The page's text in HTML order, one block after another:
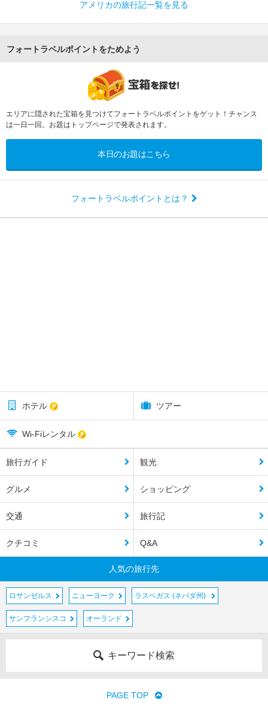
アメリカの旅行記一覧を見る
フォートラベルポイントをためよう
エリアに隠された宝箱を見つけてフォートラベルポイントをゲット！チャンス
は一日一回。お題はトップページで発表されます。
本日のお題はこちら
フォートラベルポイントとは？
ホテル ツアー
Wi-Fiレンタル
旅行ガイド 観光
グルメ ショッピング
交通 旅行記
クチコミ Q&A
人気の旅行先
ロサンゼルス ニューヨーク ラスベガス (ネバダ州)
サンフランシスコ オーランド
キーワード検索
PAGE TOP